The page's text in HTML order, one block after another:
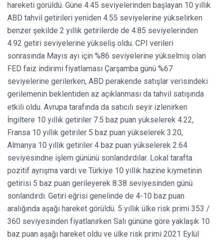
hareketi görüldü. Güne 4.45 seviyelerinden başlayan 10 yıllık
ABD tahvil getirileri yeniden 4.55 seviyelerine yükselirken
benzer şekilde 2 yıllık getirilerde de 4.85 seviyelerinden
4.92 getiri seviyelerine yükseliş oldu. CPI verileri
sonrasında Mayıs ayı için %86 seviyelerine yükselmiş olan
FED faiz indirimi fiyatlaması Çarşamba günü %67
seviyelerine gerilerken, ABD perakende satışlar verisindeki
gerilemenin beklentiden az açıklanması da tahvil satışında
etkili oldu. Avrupa tarafında da satıcılı seyir izlenirken
İngiltere 10 yıllık getiriler 7.5 baz puan yükselerek 4.22,
Fransa 10 yıllık getiriler 5 baz puan yükselerek 3.20,
Almanya 10 yıllık getiriler 4 baz puan yükselerek 2.64
seviyesindne işlem gününü sonlandırdılar. Lokal tarafta
pozitif ayrışma vardı ve Türkiye 10 yıllık hazine kıymetinin
getirisi 5 baz puan gerileyerek 8.38 seviyesinden günü
sonlandırdı. Getiri eğrisi genelinde de 4-10 baz puan
aralığında aşağı hareket görüldü. 5 yıllık ülke risk primi 353 /
360 seviyesinden fiyatlanırken Salı gününe göre yaklaşık 10
baz puan aşağı hareket oldu ve ülke risk primi 2021 Eylül